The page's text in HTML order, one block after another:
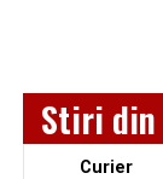
Jaf de
aproape
Stiri din
Curier